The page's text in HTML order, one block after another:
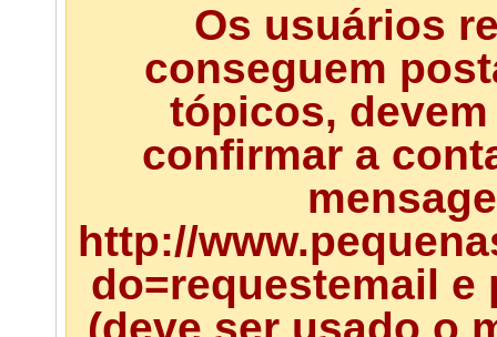
Os usuários
conseguem
tópicos,
confirmar a
http://
do=requestemail